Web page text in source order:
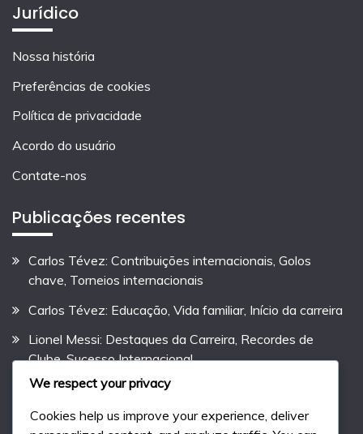
Jurídico
Nossa história
Preferências de cookies
Política de privacidade
Acordo do usuário
Contate-nos
Publicações recentes
Carlos Tévez: Contribuições internacionais, Golos
chave, Torneios internacionais
Carlos Tévez: Educação, Vida familiar, Início da carreira
Lionel Messi: Destaques da Carreira, Recordes de
Clube, Sucesso Internacional
Diego Maradona: Destaques da Carreira, Conquistas
em Clubes, Momentos Icónicos
We respect your privacy
Cookies help us improve your experience, deliver